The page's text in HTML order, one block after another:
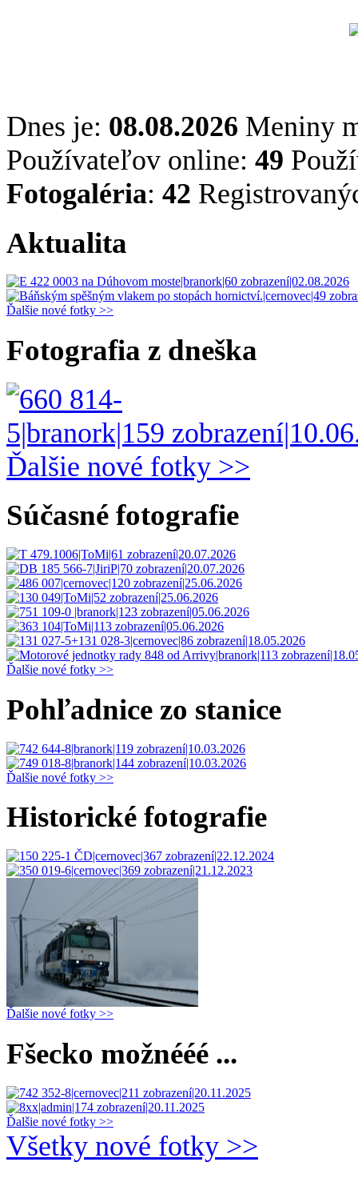
Dnes je: 08.08.2026 Meniny
Používateľov online: 49
Fotogaléria: 42
Aktualita
Ďalšie nové fotky >>
Fotografia z dneška
Ďalšie nové fotky >>
Súčasné fotografie
Ďalšie nové fotky >>
Pohľadnice zo stanice
Ďalšie nové fotky >>
Historické fotografie
Ďalšie nové fotky >>
Fšecko možnééé ...
Ďalšie nové fotky >>
Všetky nové fotky >>